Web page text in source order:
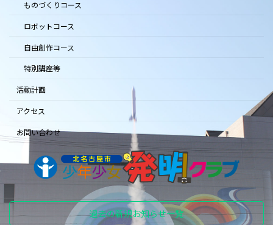
ものづくりコース
ロボットコース
自由創作コース
特別講座等
活動計画
アクセス
お問い合わせ
過去の新規お知らせ一覧